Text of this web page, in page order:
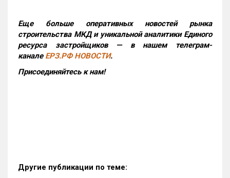
Еще больше оперативных новостей рынка
строительства МКД и уникальной аналитики Единого
ресурса застройщиков — в нашем телеграм-
канале ЕРЗ.РФ НОВОСТИ.
Присоединяйтесь к нам!
Другие публикации по теме: